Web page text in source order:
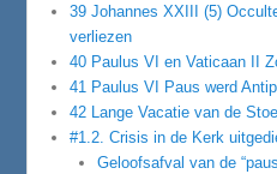
39 Johannes XXIII (5)
verliezen
40 Paulus VI en Vaticaan II
41 Paulus VI Paus werd
42 Lange Vacatie van de
#1.2. Crisis in de Kerk
Geloofsafval van de